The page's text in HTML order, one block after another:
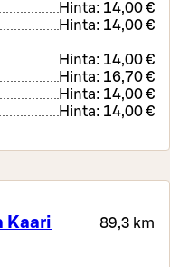
Hinta: 14,00 €
Hinta: 14,00 €
Hinta: 14,00 €
Hinta: 16,70 €
Hinta: 14,00 €
Hinta: 14,00 €
Kaari 89,3 km